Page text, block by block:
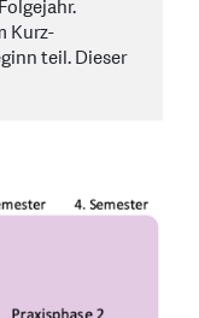
Kurz-
teil. Dieser